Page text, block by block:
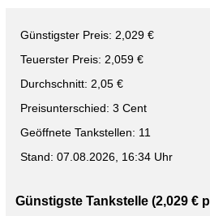
Günstigster Preis: 2,029 €
Teuerster Preis: 2,059 €
Durchschnitt: 2,05 €
Preisunterschied: 3 Cent
Geöffnete Tankstellen: 11
Stand: 07.08.2026, 16:34 Uhr
Günstigste Tankstelle (2,029 €